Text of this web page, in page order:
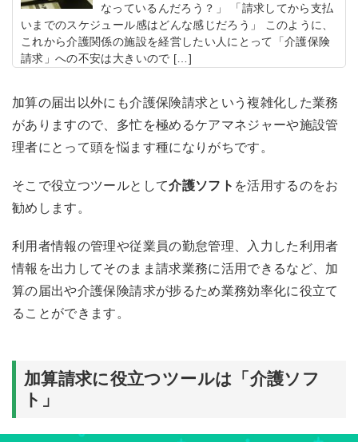
なっているんだろう？」 「請求してから支払
いまでのスケジュール感はどんな感じだろう」 このように、
これから介護関係の施設を経営したい人にとって「介護保険
請求」への不安は大きいので […]
加算の届出以外にも介護保険請求という複雑化した業務
がありますので、多忙を極めるケアマネジャーや施設管
理者にとって頭を悩ます種になりがちです。
そこで役立つツールとして介護ソフト を活用するのをお
勧めします。
利用者情報の管理や従業員の勤怠管理、入力した利用者
情報を出力してそのまま請求業務に活用できるなど、加
算の届出や介護保険請求が捗るため業務効率化に役立て
ることができます。
加算請求に役立つツールは「介護ソフ
ト」